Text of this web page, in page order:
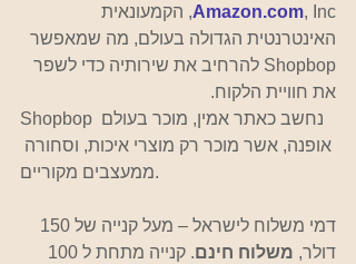
Amazon.com, Inc, הקמעונאית
האינטרנטית הגדולה בעולם, מה שמאפשר
Shopbop להרחיב את שירותיה כדי לשפר
את חוויית הלקוח.
Shopbop נחשב כאתר אמין, מוכר בעולם
אופנה, אשר מוכר רק מוצרי איכות, וסחורה
ממעצבים מקוריים.
דולר, משלוח חינם